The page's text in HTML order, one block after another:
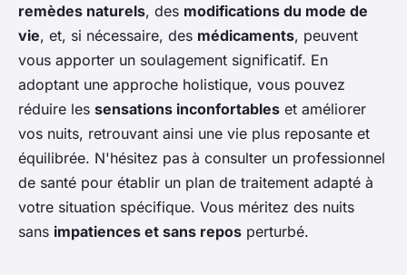
remèdes naturels, des modifications du mode de
vie, et, si nécessaire, des médicaments, peuvent
vous apporter un soulagement significatif. En
adoptant une approche holistique, vous pouvez
réduire les sensations inconfortables et améliorer
vos nuits, retrouvant ainsi une vie plus reposante et
équilibrée. N'hésitez pas à consulter un professionnel
de santé pour établir un plan de traitement adapté à
votre situation spécifique. Vous méritez des nuits
sans impatiences et sans repos perturbé.